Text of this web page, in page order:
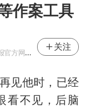
作案工具
方网易号
关注
见他时，已经
看不见，后脑